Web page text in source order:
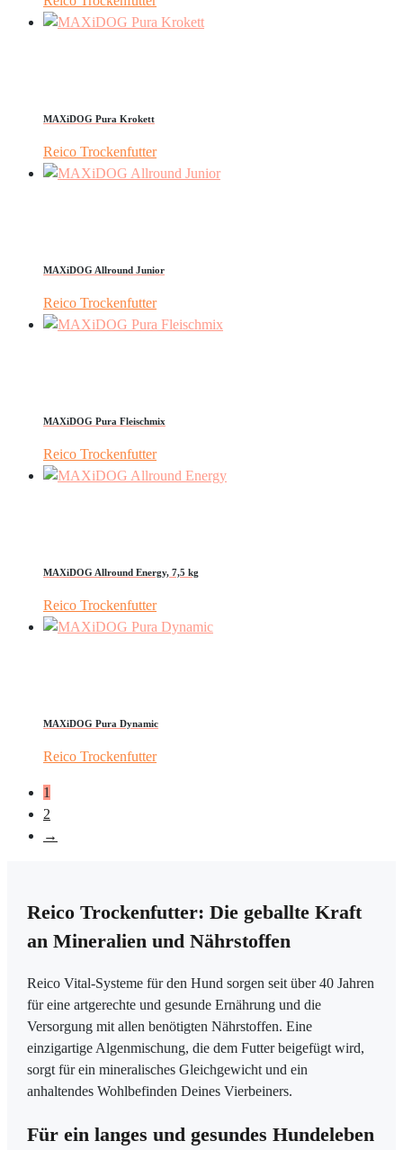
MAXiDOG Pura Krokett
Reico Trockenfutter
MAXiDOG Allround Junior
Reico Trockenfutter
MAXiDOG Pura Fleischmix
Reico Trockenfutter
MAXiDOG Allround Energy, 7,5 kg
Reico Trockenfutter
MAXiDOG Pura Dynamic
Reico Trockenfutter
1
2
→
Reico Trockenfutter: Die geballte Kraft
an Mineralien und Nährstoffen
Reico Vital-Systeme für den Hund sorgen seit über 40 Jahren
für eine artgerechte und gesunde Ernährung und die
Versorgung mit allen benötigten Nährstoffen. Eine
einzigartige Algenmischung, die dem Futter beigefügt wird,
sorgt für ein mineralisches Gleichgewicht und ein
anhaltendes Wohlbefinden Deines Vierbeiners.
Für ein langes und gesundes Hundeleben